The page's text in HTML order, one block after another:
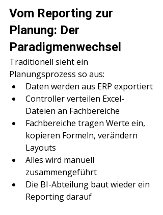
Vom Reporting zur
Planung: Der
Paradigmenwechsel
Traditionell sieht ein
Planungsprozess so aus:
Daten werden aus ERP exportiert
Controller verteilen Excel-
Dateien an Fachbereiche
Fachbereiche tragen Werte ein,
kopieren Formeln, verändern
Layouts
Alles wird manuell
zusammengeführt
Die BI-Abteilung baut wieder ein
Reporting darauf